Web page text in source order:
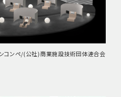
コンペ/(公社)商業施設技術団体連合会